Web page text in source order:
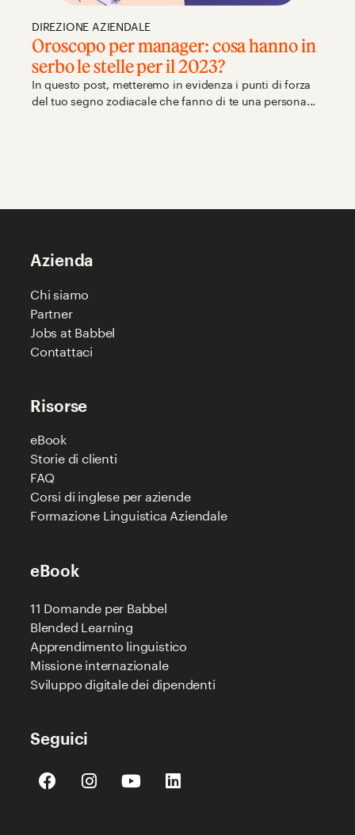
DIREZIONE AZIENDALE
Oroscopo per manager: cosa hanno in
serbo le stelle per il 2023?
In questo post, metteremo in evidenza i punti di forza
del tuo segno zodiacale che fanno di te una persona...
Azienda
Chi siamo
Partner
Jobs at Babbel
Contattaci
Risorse
eBook
Storie di clienti
FAQ
Corsi di inglese per aziende
Formazione Linguistica Aziendale
eBook
11 Domande per Babbel
Blended Learning
Apprendimento linguistico
Missione internazionale
Sviluppo digitale dei dipendenti
Seguici